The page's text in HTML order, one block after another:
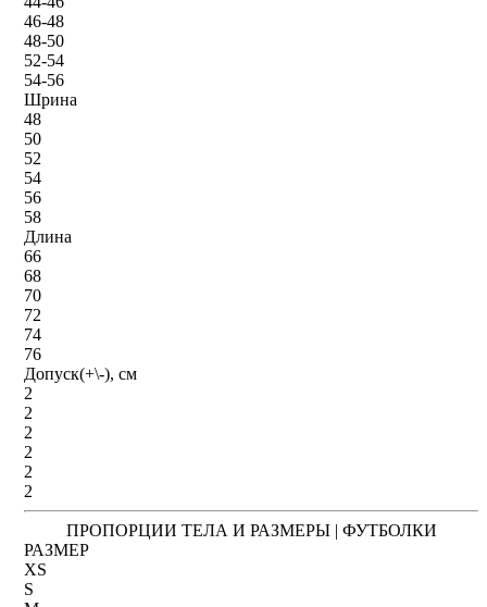
46-48
48-50
52-54
54-56
Шрина
48
50
52
54
56
58
Длина
66
68
70
72
74
76
Допуск(+\-), см
2
2
2
2
2
2
ПРОПОРЦИИ ТЕЛА И РАЗМЕРЫ | ФУТБОЛКИ
РАЗМЕР
XS
S